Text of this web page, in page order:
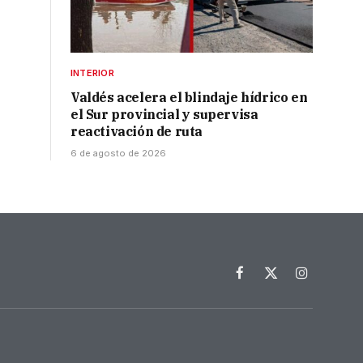
INTERIOR
Valdés acelera el blindaje hídrico en
el Sur provincial y supervisa
reactivación de ruta
6 de agosto de 2026
Facebook
X
Instagram